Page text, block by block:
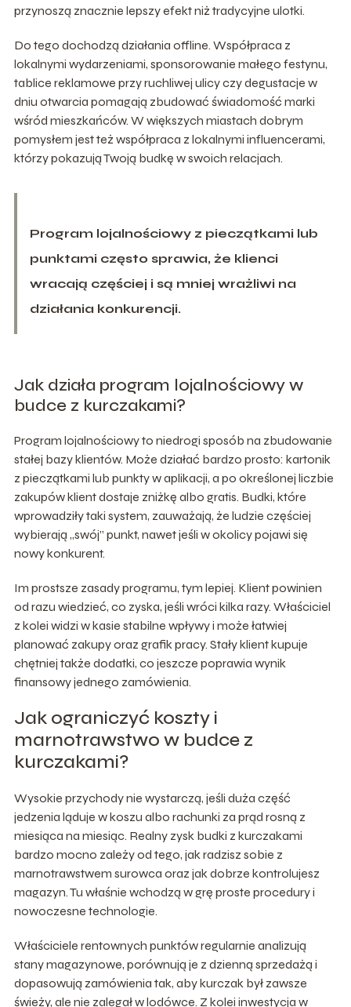
przynoszą znacznie lepszy efekt niż tradycyjne ulotki.
Do tego dochodzą działania offline. Współpraca z
lokalnymi wydarzeniami, sponsorowanie małego festynu,
tablice reklamowe przy ruchliwej ulicy czy degustacje w
dniu otwarcia pomagają zbudować świadomość marki
wśród mieszkańców. W większych miastach dobrym
pomysłem jest też współpraca z lokalnymi influencerami,
którzy pokazują Twoją budkę w swoich relacjach.
Program lojalnościowy z pieczątkami lub
punktami często sprawia, że klienci
wracają częściej i są mniej wrażliwi na
działania konkurencji.
Jak działa program lojalnościowy w
budce z kurczakami?
Program lojalnościowy to niedrogi sposób na zbudowanie
stałej bazy klientów. Może działać bardzo prosto: kartonik
z pieczątkami lub punkty w aplikacji, a po określonej liczbie
zakupów klient dostaje zniżkę albo gratis. Budki, które
wprowadziły taki system, zauważają, że ludzie częściej
wybierają „swój” punkt, nawet jeśli w okolicy pojawi się
nowy konkurent.
Im prostsze zasady programu, tym lepiej. Klient powinien
od razu wiedzieć, co zyska, jeśli wróci kilka razy. Właściciel
z kolei widzi w kasie stabilne wpływy i może łatwiej
planować zakupy oraz grafik pracy. Stały klient kupuje
chętniej także dodatki, co jeszcze poprawia wynik
finansowy jednego zamówienia.
Jak ograniczyć koszty i
marnotrawstwo w budce z
kurczakami?
Wysokie przychody nie wystarczą, jeśli duża część
jedzenia ląduje w koszu albo rachunki za prąd rosną z
miesiąca na miesiąc. Realny zysk budki z kurczakami
bardzo mocno zależy od tego, jak radzisz sobie z
marnotrawstwem surowca oraz jak dobrze kontrolujesz
magazyn. Tu właśnie wchodzą w grę proste procedury i
nowoczesne technologie.
Właściciele rentownych punktów regularnie analizują
stany magazynowe, porównują je z dzienną sprzedażą i
dopasowują zamówienia tak, aby kurczak był zawsze
świeży, ale nie zalegał w lodówce. Z kolei inwestycja w